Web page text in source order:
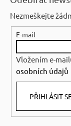
Nezmeškejte
E-mail
Vložením e-
osobních údajů
PŘIHLÁSIT